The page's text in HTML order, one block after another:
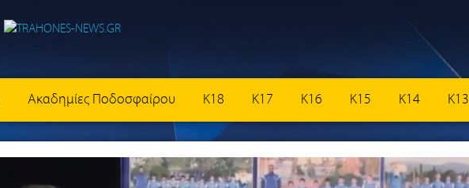
Ακαδημίες Ποδοσφαίρου K18 K17 K16 K15 K14 K13